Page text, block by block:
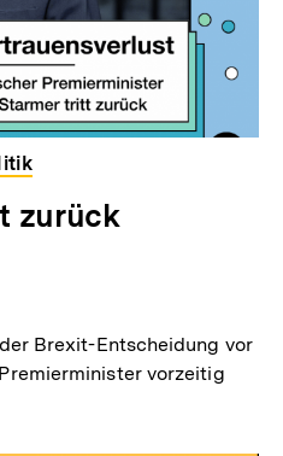
zurück
Brexit-Entscheidung vor
vorzeitig